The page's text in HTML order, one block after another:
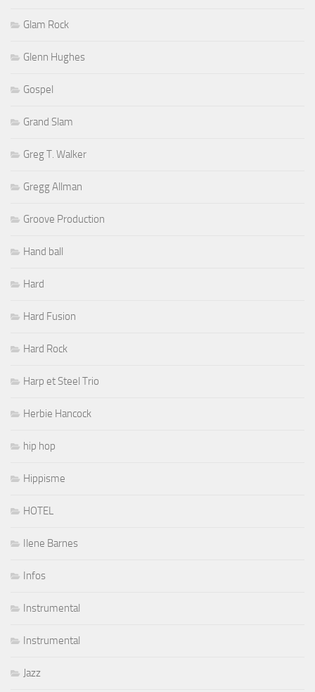
Glam Rock
Glenn Hughes
Gospel
Grand Slam
Greg T. Walker
Gregg Allman
Groove Production
Hand ball
Hard
Hard Fusion
Hard Rock
Harp et Steel Trio
Herbie Hancock
hip hop
Hippisme
HOTEL
Ilene Barnes
Infos
Instrumental
Instrumental
Jazz